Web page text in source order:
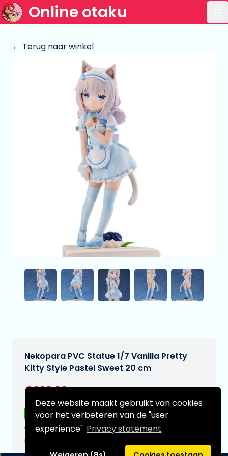
Deze website maakt gebruikt van cookies
voor het verbeteren van de "user
experience" Privacy statement
Online otaku
← Terug naar winkel
Nekopara PVC Statue 1/7 Vanilla Pretty
Kitty Style Pastel Sweet 20 cm
€209,00
Gratis verzending
Verwachtte leverdatum:
n.v.t.